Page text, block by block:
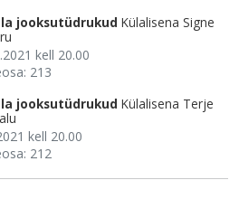
jooksutüdrukud Külalisena Signe
kell 20.00
213
jooksutüdrukud Külalisena Terje
kell 20.00
212